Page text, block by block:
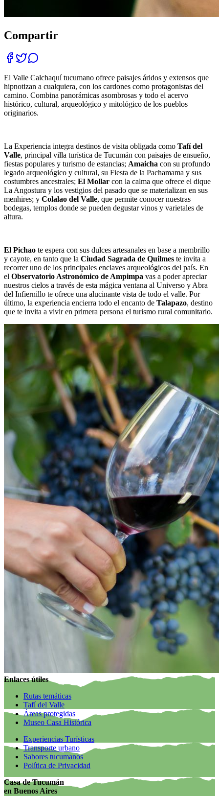
Compartir
El Valle Calchaquí tucumano ofrece paisajes áridos y extensos que
hipnotizan a cualquiera, con los cardones como protagonistas del
camino. Combina panorámicas asombrosas y todo el acervo
histórico, cultural, arqueológico y mitológico de los pueblos
originarios.
La Experiencia integra destinos de visita obligada como Tafí del
Valle, principal villa turística de Tucumán con paisajes de ensueño,
fiestas populares y turismo de estancias; Amaicha con su profundo
legado arqueológico y cultural, su Fiesta de la Pachamama y sus
costumbres ancestrales; El Mollar con la calma que ofrece el dique
La Angostura y los vestigios del pasado que se materializan en sus
menhires; y Colalao del Valle, que permite conocer nuestras
bodegas, templos donde se pueden degustar vinos y varietales de
altura.
El Pichao te espera con sus dulces artesanales en base a membrillo
y cayote, en tanto que la Ciudad Sagrada de Quilmes te invita a
recorrer uno de los principales enclaves arqueológicos del país. En
el Observatorio Astronómico de Ampimpa vas a poder apreciar
nuestros cielos a través de esta mágica ventana al Universo y Abra
del Infiernillo te ofrece una alucinante vista de todo el valle. Por
último, la experiencia encierra todo el encanto de Talapazo, destino
que te invita a vivir en primera persona el turismo rural comunitario.
Enlaces útiles
Rutas temáticas
Tafí del Valle
Áreas protegidas
Museo Casa Histórica
Experiencias Turísticas
Transporte urbano
Sabores tucumanos
Política de Privacidad
Casa de Tucumán
en Buenos Aires